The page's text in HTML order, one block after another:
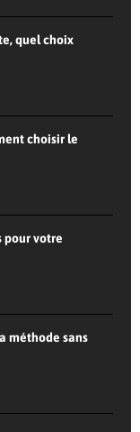
quel choix
choisir le
pour votre
méthode sans